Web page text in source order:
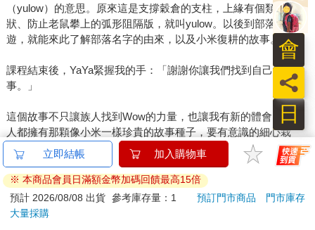
（yulow）的意思。原來這是支撐穀倉的支柱，上緣有個類似碗
狀、防止老鼠攀上的弧形阻隔版，就叫yulow。以後到部落深度旅
遊，就能來此了解部落名字的由來，以及小米復耕的故事。
課程結束後，YaYa緊握我的手：「謝謝你讓我們找到自己的故
事。」
這個故事不只讓族人找到Wow的力量，也讓我有新的體會。每個
人都擁有那顆像小米一樣珍貴的故事種子，要有意識的細心栽
培，才能活出與說出真實故事，找到讓自己Wow的力量。
配送方式
立即結帳 加入購物車
※ 本商品會員日滿額金幣加碼回饋最高15倍
預計 2026/08/08 出貨 參考庫存量：1 預訂門市商品
門市庫存
大量採購
日
員
會